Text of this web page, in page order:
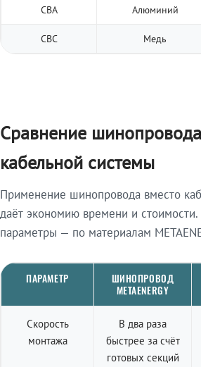
СВА Алюминий
СВС Медь
Сравнение
кабельной системы
Применение шинопровода вместо
даёт экономию времени и
параметры — по материалам
ПАРАМЕТР
ШИНОПРОВОД
METAENERGY
Скорость
монтажа
В два раза
быстрее за счёт
готовых секций